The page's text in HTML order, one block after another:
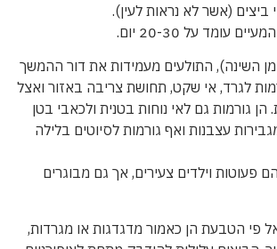
ביצים (אשר לא נראות לעין).
עומד על 20-30 יום.
השינה), התולעים מעמידות את דור ההמשך
לגרד, אי שקט, תחושת צריבה באזור ואצל
גורמות גם לאי נוחות בטנית ולכאבי בטן
עצבנות ואף גורמות לסיוטים בלילה
פעוטות וילדים צעירים, אך גם מבוגרים
פי הטבעת הן כאמור מדגדגות או מגרדות,